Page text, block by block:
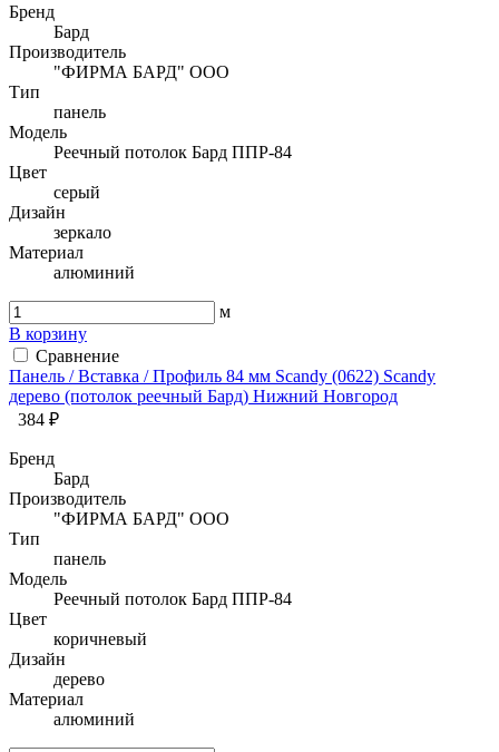
Бренд
Бард
Производитель
"ФИРМА БАРД" ООО
Тип
панель
Модель
Реечный потолок Бард ППР-84
Цвет
серый
Дизайн
зеркало
Материал
алюминий
м
В корзину
Сравнение
Панель / Вставка / Профиль 84 мм Sсandy (0622) Sсandy
дерево (потолок реечный Бард) Нижний Новгород
384 ₽
Бренд
Бард
Производитель
"ФИРМА БАРД" ООО
Тип
панель
Модель
Реечный потолок Бард ППР-84
Цвет
коричневый
Дизайн
дерево
Материал
алюминий